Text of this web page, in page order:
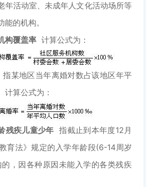
年活动室、未成年人文化活动场所等
的机构。
构覆盖率 计算公式为：
指某地区当年离婚对数占该地区年平
计算公式为：
残疾儿童少年 指截止到本年度12月
育法》规定的入学年龄段(6-14周岁
，因各种原因未能入学的各类残疾